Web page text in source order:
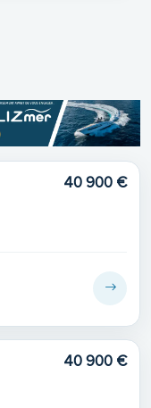
40 900 €
40 900 €